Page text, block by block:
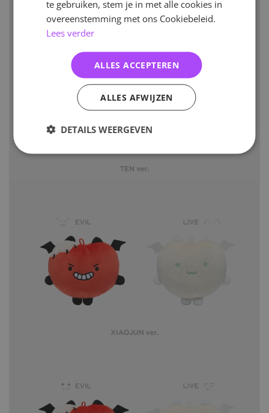
te gebruiken, stem je in met alle cookies in
overeenstemming met ons Cookiebeleid.
Lees verder
ALLES ACCEPTEREN
ALLES AFWIJZEN
DETAILS WEERGEVEN